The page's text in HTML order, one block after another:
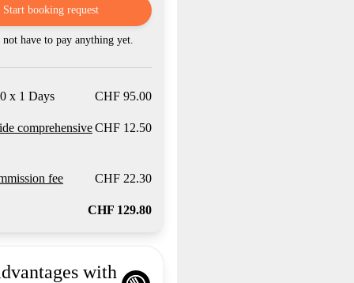
Start booking request
not have to pay anything yet.
x 1 Days CHF 95.00
comprehensiveCHF 12.50
fee CHF 22.30
CHF 129.80
with